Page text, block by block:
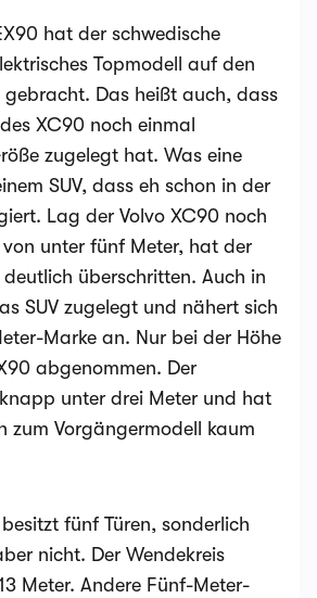
hat der schwedische
Topmodell auf den
gebracht. Das heißt auch, dass
XC90 noch einmal
zugelegt hat. Was eine
SUV, dass eh schon in der
Lag der Volvo XC90 noch
von unter fünf Meter, hat der
deutlich überschritten. Auch in
SUV zugelegt und nähert sich
Marke an. Nur bei der Höhe
abgenommen. Der
unter drei Meter und hat
zum Vorgängermodell kaum
besitzt fünf Türen, sonderlich
nicht. Der Wendekreis
Meter. Andere Fünf-Meter-